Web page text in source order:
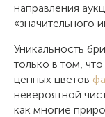
направления
«значительного
Уникальность
только в том,
ценных цветов
невероятной
как многие